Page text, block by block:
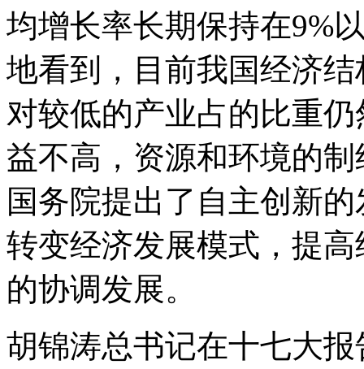
均增长率长期保持在9%
地看到，目前我国经济
对较低的产业占的比重
益不高，资源和环境的
国务院提出了自主创新
转变经济发展模式，提
的协调发展。
胡锦涛总书记在十七大